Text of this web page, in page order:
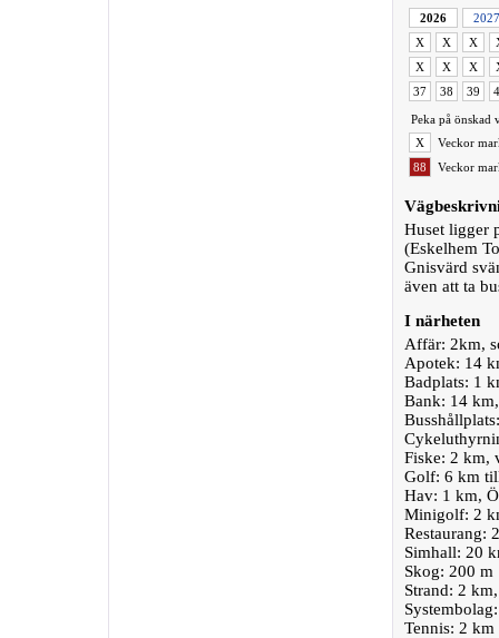
2026
2027
X
X X
X
X X
37
38 39
Peka på önskad
X
Veckor
88
Veckor
Huset ligger
(Eskelhem
Gnisvärd
även att ta
I närheten
Affär: 2km,
Apotek: 14
Badplats: 1
Bank: 14
Fiske: 2 km,
Golf: 6 km
Hav: 1 km,
Minigolf: 2
Restaurang:
Simhall: 20
Skog: 200 m
Strand: 2
Tennis: 2 km